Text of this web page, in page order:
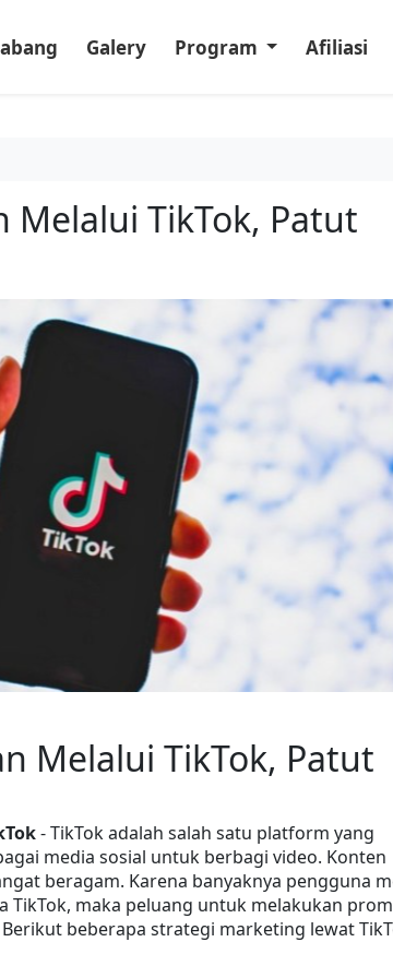
Galery Program Afiliasi
Melalui TikTok, Patut
Melalui TikTok, Patut
- TikTok adalah salah satu platform yang
media sosial untuk berbagi video. Konten
beragam. Karena banyaknya pengguna
TikTok, maka peluang untuk melakukan
beberapa strategi marketing lewat